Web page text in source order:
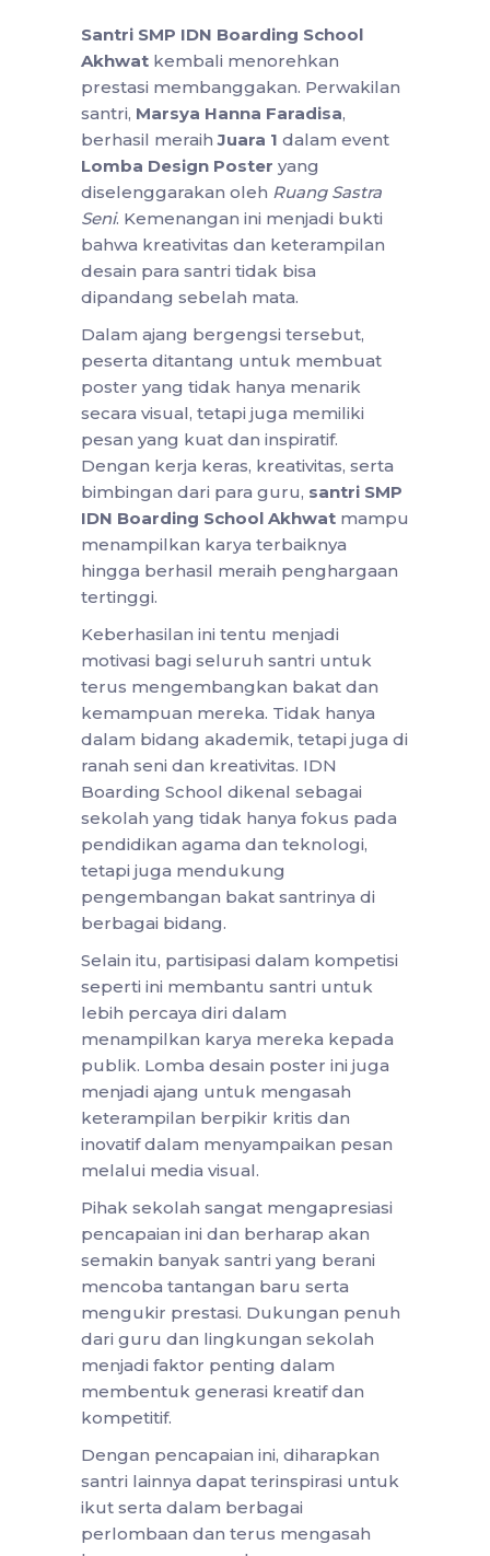
Santri SMP IDN Boarding School
Akhwat kembali menorehkan
prestasi membanggakan. Perwakilan
santri, Marsya Hanna Faradisa,
berhasil meraihJuara 1 dalam event
Lomba Design Poster yang
diselenggarakan oleh Ruang Sastra
Seni. Kemenangan ini menjadi bukti
bahwa kreativitas dan keterampilan
desain para santri tidak bisa
dipandang sebelah mata.
Dalam ajang bergengsi tersebut,
peserta ditantang untuk membuat
poster yang tidak hanya menarik
secara visual, tetapi juga memiliki
pesan yang kuat dan inspiratif.
Dengan kerja keras, kreativitas, serta
bimbingan dari para guru, santri SMP
IDN Boarding School Akhwat mampu
menampilkan karya terbaiknya
hingga berhasil meraih penghargaan
tertinggi.
Keberhasilan ini tentu menjadi
motivasi bagi seluruh santri untuk
terus mengembangkan bakat dan
kemampuan mereka. Tidak hanya
dalam bidang akademik, tetapi juga di
ranah seni dan kreativitas. IDN
Boarding School dikenal sebagai
sekolah yang tidak hanya fokus pada
pendidikan agama dan teknologi,
tetapi juga mendukung
pengembangan bakat santrinya di
berbagai bidang.
Selain itu, partisipasi dalam kompetisi
seperti ini membantu santri untuk
lebih percaya diri dalam
menampilkan karya mereka kepada
publik. Lomba desain poster ini juga
menjadi ajang untuk mengasah
keterampilan berpikir kritis dan
inovatif dalam menyampaikan pesan
melalui media visual.
Pihak sekolah sangat mengapresiasi
pencapaian ini dan berharap akan
semakin banyak santri yang berani
mencoba tantangan baru serta
mengukir prestasi. Dukungan penuh
dari guru dan lingkungan sekolah
menjadi faktor penting dalam
membentuk generasi kreatif dan
kompetitif.
Dengan pencapaian ini, diharapkan
santri lainnya dapat terinspirasi untuk
ikut serta dalam berbagai
perlombaan dan terus mengasah